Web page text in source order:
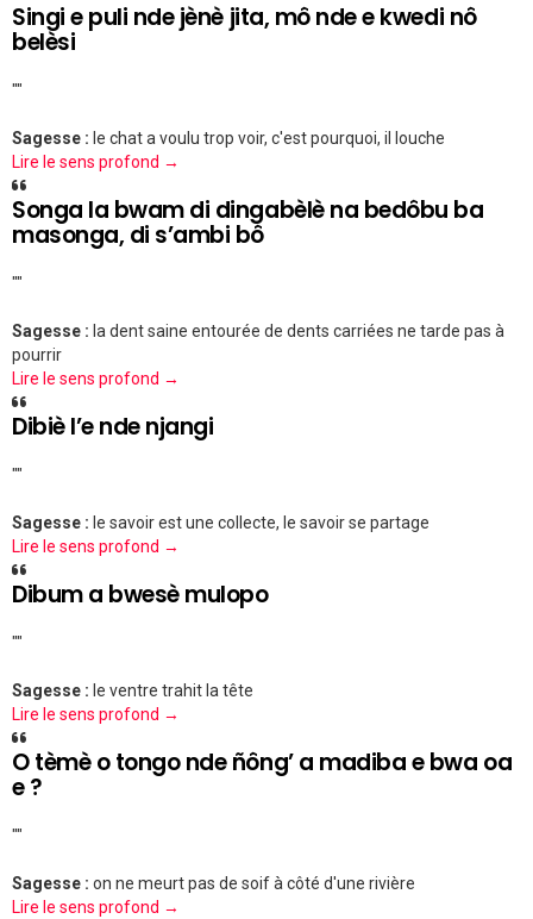
Singi e puli nde jènè jita, mô nde e kwedi nô
belèsi
""
Sagesse : le chat a voulu trop voir, c'est pourquoi, il louche
Lire le sens profond →
Songa la bwam di dingabèlè na bedôbu ba
masonga, di s’ambi bô
""
Sagesse : la dent saine entourée de dents carriées ne tarde pas à
pourrir
Lire le sens profond →
Dibiè l’e nde njangi
""
Sagesse : le savoir est une collecte, le savoir se partage
Lire le sens profond →
Dibum a bwesè mulopo
""
Sagesse : le ventre trahit la tête
Lire le sens profond →
O tèmè o tongo nde ñông’ a madiba e bwa oa
e ?
""
Sagesse : on ne meurt pas de soif à côté d'une rivière
Lire le sens profond →